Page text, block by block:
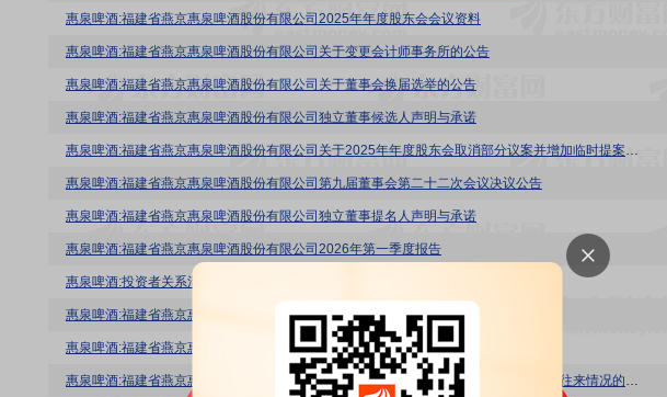
惠泉啤酒:福建省燕京惠泉啤酒股份有限公司2025年年度股东会会议资料
惠泉啤酒:福建省燕京惠泉啤酒股份有限公司关于变更会计师事务所的公告
惠泉啤酒:福建省燕京惠泉啤酒股份有限公司关于董事会换届选举的公告
惠泉啤酒:福建省燕京惠泉啤酒股份有限公司独立董事候选人声明与承诺
惠泉啤酒:福建省燕京惠泉啤酒股份有限公司关于2025年年度股东会取消部分议案并增加临时提案的公告
惠泉啤酒:福建省燕京惠泉啤酒股份有限公司第九届董事会第二十二次会议决议公告
惠泉啤酒:福建省燕京惠泉啤酒股份有限公司独立董事提名人声明与承诺
惠泉啤酒:福建省燕京惠泉啤酒股份有限公司2026年第一季度报告
惠泉啤酒:投资者关系活动记录表(2026年度业绩说明会)
惠泉啤酒:福建省燕京惠泉啤酒股份有限公司关于召开2025年年度业绩说明会的公告
惠泉啤酒:福建省燕京惠泉啤酒股份有限公司2025年度内部控制审计报告
惠泉啤酒:福建省燕京惠泉啤酒股份有限公司2025年非经营性资金占用及其他关联资金往来情况的专项说明